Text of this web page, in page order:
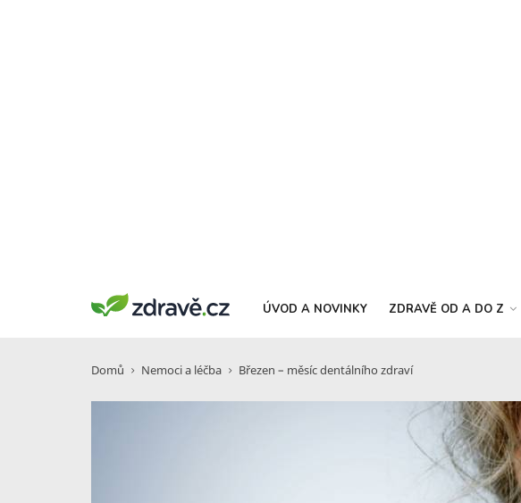
ÚVOD A NOVINKY ZDRAVĚ OD A DO Z
Domů Nemoci a léčba Březen – měsíc dentálního zdraví